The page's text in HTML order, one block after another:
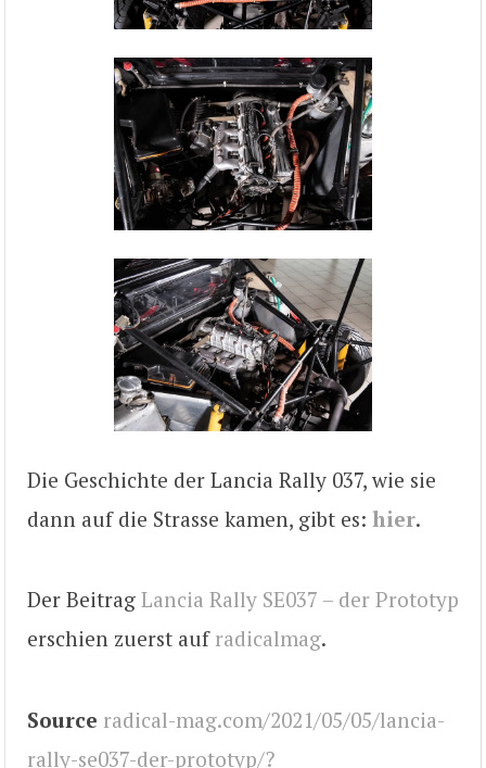
Die Geschichte der Lancia Rally 037, wie sie
dann auf die Strasse kamen, gibt es: hier.
Der Beitrag Lancia Rally SE037 – der Prototyp
erschien zuerst auf radicalmag.
Source radical-mag.com/2021/05/05/lancia-
rally-se037-der-prototyp/?